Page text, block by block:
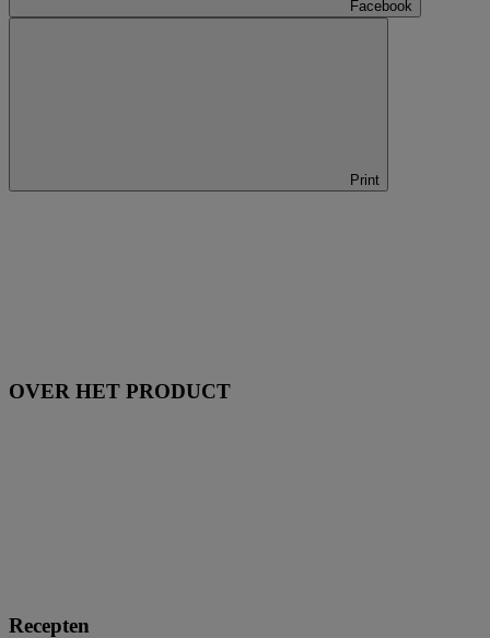
Facebook
Print
OVER HET PRODUCT
Recepten